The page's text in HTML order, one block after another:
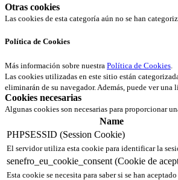
Otras cookies
Las cookies de esta categoría aún no se han
Política de Cookies
Más información sobre nuestra Política de Cookies.
Las cookies utilizadas en este sitio están
eliminarán de su navegador. Además, puede ver
Cookies necesarias
Algunas cookies son necesarias para proporcionar
Name
PHPSESSID (Session Cookie)
El servidor utiliza esta cookie para identificar la
senefro_eu_cookie_consent (Cookie de
Esta cookie se necesita para saber si se han